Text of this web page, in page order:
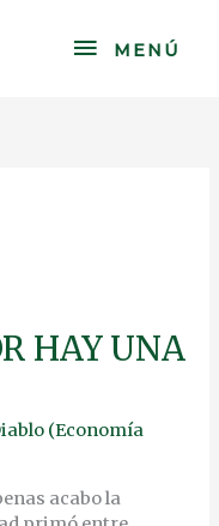
MENÚ
MENÚ
HAY UNA
(Economía
acabo la